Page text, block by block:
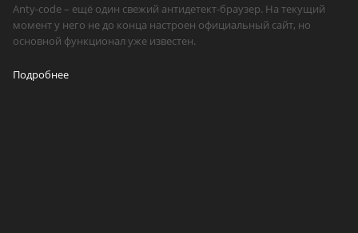
Anty-code – ещё один свежий антидетект-браузер. На текущий
момент у него не до конца настроен официальный сайт, но
основной функционал уже известен.
Подробнее